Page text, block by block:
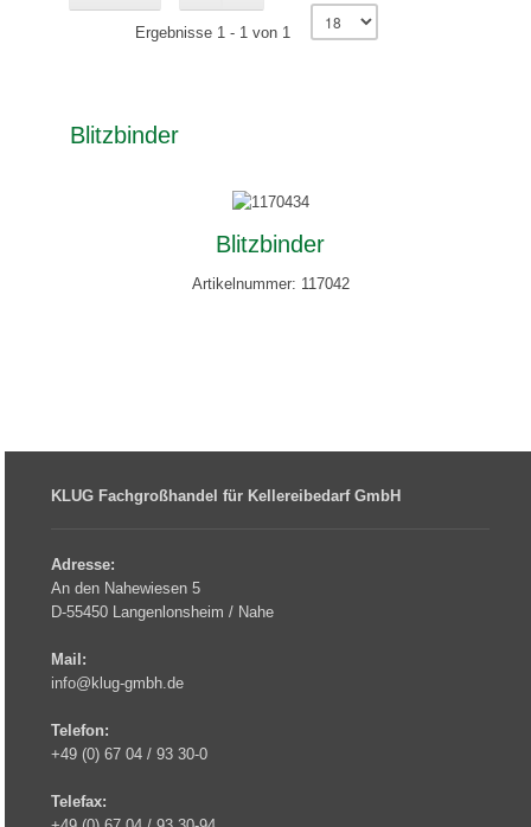
Ergebnisse 1 - 1 von 1
Blitzbinder
Blitzbinder
Artikelnummer: 117042
KLUG Fachgroßhandel für Kellereibedarf GmbH
Adresse:
An den Nahewiesen 5
D-55450 Langenlonsheim / Nahe
Mail:
info@klug-gmbh.de
Telefon:
+49 (0) 67 04 / 93 30-0
Telefax: